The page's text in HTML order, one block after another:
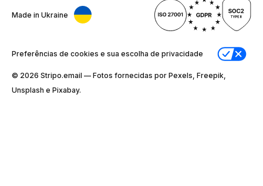
Made in Ukraine
Preferências de cookies e sua escolha de privacidade
© 2026 Stripо.email — Fotos fornecidas por Pexels, Freepik,
Unsplash e Pixabay.